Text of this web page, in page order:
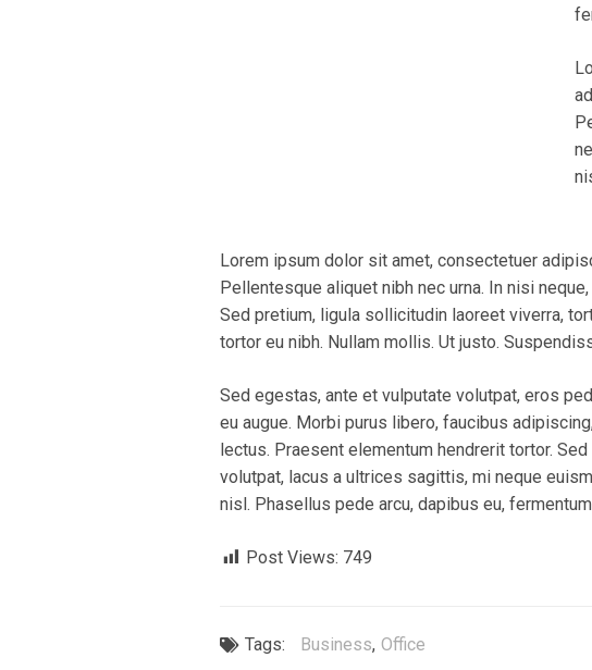
Lorem ipsum dolor sit amet, consectetuer
Pellentesque aliquet nibh nec urna. In nisi
Sed pretium, ligula sollicitudin laoreet viverra,
tortor eu nibh. Nullam mollis. Ut justo.
Sed egestas, ante et vulputate volutpat, eros
eu augue. Morbi purus libero, faucibus
lectus. Praesent elementum hendrerit tortor.
volutpat, lacus a ultrices sagittis, mi neque
nisl. Phasellus pede arcu, dapibus eu,
Post Views: 749
Tags: Business, Office